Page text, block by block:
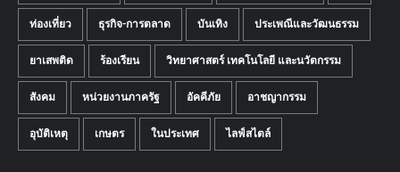
ท่องเที่ยว ธุรกิจ-การตลาด บันเทิง ประเพณีและวัฒนธรรม
ยาเสพติด ร้องเรียน วิทยาศาสตร์ เทคโนโลยี และนวัตกรรม
สังคม หน่วยงานภาครัฐ อัคคีภัย อาชญากรรม
อุบัติเหตุ เกษตร ในประเทศ ไลฟ์สไตล์